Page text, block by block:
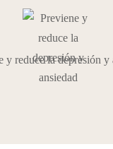
y reduce la depresión y